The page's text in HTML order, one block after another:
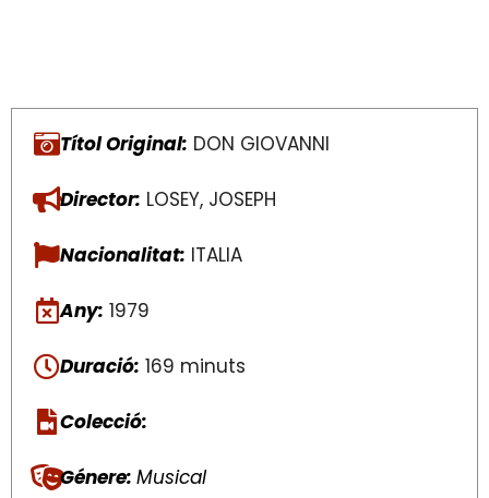
Títol Original: DON GIOVANNI
Director: LOSEY, JOSEPH
Nacionalitat: ITALIA
Any: 1979
Duració: 169 minuts
Colecció:
Génere: Musical